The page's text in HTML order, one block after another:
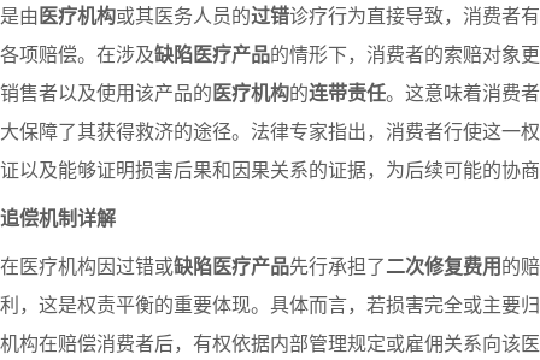
是由医疗机构或其医务人员的过错诊疗行为直接导致，消费者
各项赔偿。在涉及缺陷医疗产品的情形下，消费者的索赔对象
销售者以及使用该产品的医疗机构的连带责任。这意味着消费
大保障了其获得救济的途径。法律专家指出，消费者行使这一
证以及能够证明损害后果和因果关系的证据，为后续可能的协
追偿机制详解
在医疗机构因过错或缺陷医疗产品先行承担了二次修复费用的
利，这是权责平衡的重要体现。具体而言，若损害完全或主要
机构在赔偿消费者后，有权依据内部管理规定或雇佣关系向该